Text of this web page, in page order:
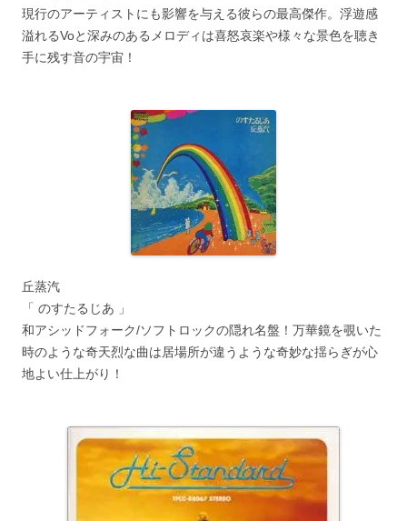
現行のアーティストにも影響を与える彼らの最高傑作。浮遊感
溢れるVoと深みのあるメロディは喜怒哀楽や様々な景色を聴き
手に残す音の宇宙！
丘蒸汽
「 のすたるじあ 」
和アシッドフォーク/ソフトロックの隠れ名盤！万華鏡を覗いた
時のような奇天烈な曲は居場所が違うような奇妙な揺らぎが心
地よい仕上がり！